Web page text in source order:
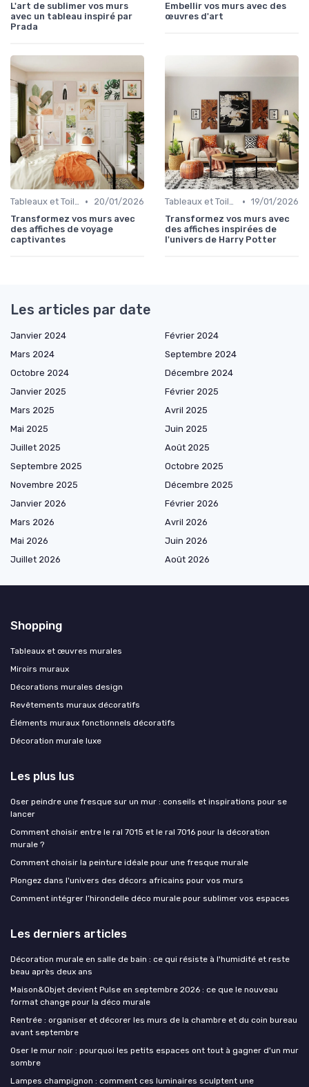
L'art de sublimer vos murs
avec un tableau inspiré par
Prada
Embellir vos murs avec des
œuvres d'art
Tableaux et Toiles •
20/01/2026
Transformez vos murs avec
des affiches de voyage
captivantes
Tableaux et Toiles • 19/01/2026
Transformez vos murs avec
des affiches inspirées de
l'univers de Harry Potter
Les articles par date
Janvier 2024
Février 2024
Mars 2024
Septembre 2024
Octobre 2024
Décembre 2024
Janvier 2025
Février 2025
Mars 2025
Avril 2025
Mai 2025
Juin 2025
Juillet 2025
Août 2025
Septembre 2025
Octobre 2025
Novembre 2025
Décembre 2025
Janvier 2026
Février 2026
Mars 2026
Avril 2026
Mai 2026
Juin 2026
Juillet 2026
Août 2026
Shopping
Tableaux et œuvres murales
Miroirs muraux
Décorations murales design
Revêtements muraux décoratifs
Éléments muraux fonctionnels décoratifs
Décoration murale luxe
Les plus lus
Oser peindre une fresque sur un mur : conseils et inspirations pour se
lancer
Comment choisir entre le ral 7015 et le ral 7016 pour la décoration
murale ?
Comment choisir la peinture idéale pour une fresque murale
Plongez dans l'univers des décors africains pour vos murs
Comment intégrer l’hirondelle déco murale pour sublimer vos espaces
Les derniers articles
Décoration murale en salle de bain : ce qui résiste à l'humidité et reste
beau après deux ans
Maison&Objet devient Pulse en septembre 2026 : ce que le nouveau
format change pour la déco murale
Rentrée : organiser et décorer les murs de la chambre et du coin bureau
avant septembre
Oser le mur noir : pourquoi les petits espaces ont tout à gagner d'un mur
sombre
Lampes champignon : comment ces luminaires sculptent une